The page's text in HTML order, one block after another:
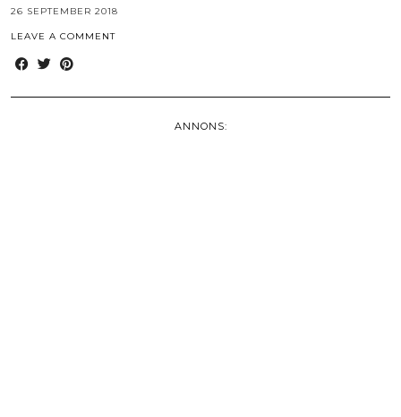
26 SEPTEMBER 2018
LEAVE A COMMENT
ANNONS: